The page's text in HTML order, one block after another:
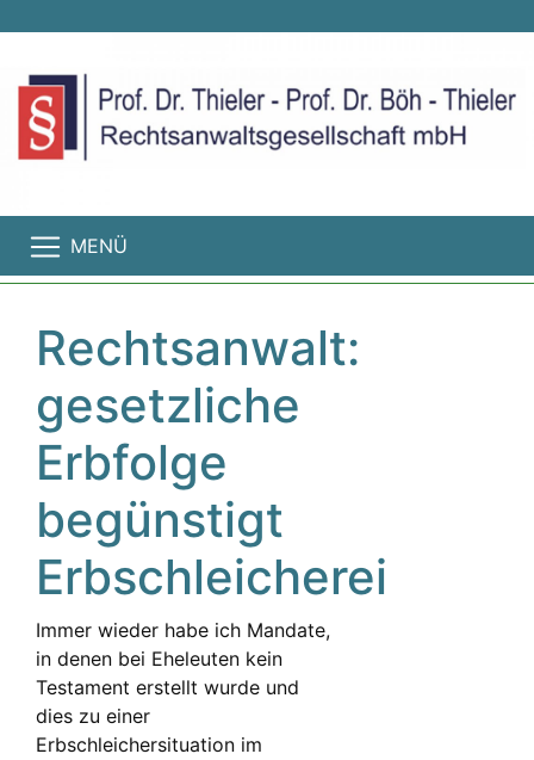
MENÜ
Rechtsanwalt:
gesetzliche
Erbfolge
begünstigt
Erbschleicherei
Immer wieder habe ich Mandate,
in denen bei Eheleuten kein
Testament erstellt wurde und
dies zu einer
Erbschleichersituation im